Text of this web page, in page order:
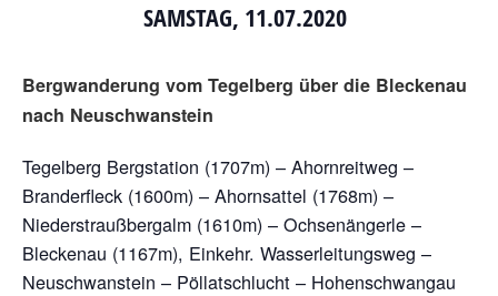
SAMSTAG, 11.07.2020
Bergwanderung vom Tegelberg über die Bleckenau
nach Neuschwanstein
Tegelberg Bergstation (1707m) – Ahornreitweg –
Branderfleck (1600m) – Ahornsattel (1768m) –
Niederstraußbergalm (1610m) – Ochsenängerle –
Bleckenau (1167m), Einkehr. Wasserleitungsweg –
Neuschwanstein – Pöllatschlucht – Hohenschwangau